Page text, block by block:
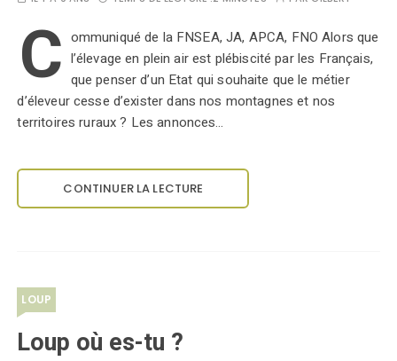
C ommuniqué de la FNSEA, JA, APCA, FNO Alors que
l’élevage en plein air est plébiscité par les Français,
que penser d’un Etat qui souhaite que le métier
d’éleveur cesse d’exister dans nos montagnes et nos
territoires ruraux ? Les annonces…
CONTINUER LA LECTURE
LOUP
Loup où es-tu ?